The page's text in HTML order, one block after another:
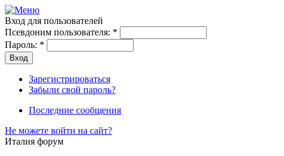
Вход для пользователей
Псевдоним пользователя: *
Пароль: *
Зарегистрироваться
Забыли свой пароль?
Последние сообщения
Не можете войти на сайт?
Италия форум